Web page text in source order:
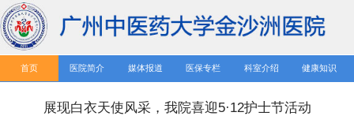
首页 医院简介 媒体报道 医保专栏 科室介绍 健康知识
展现白衣天使风采，我院喜迎5·12护士节活动